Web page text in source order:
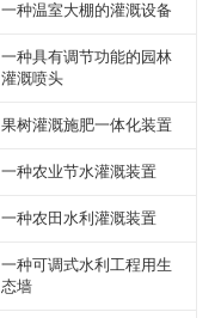
一种温室大棚的灌溉设备
一种具有调节功能的园林
灌溉喷头
果树灌溉施肥一体化装置
一种农业节水灌溉装置
一种农田水利灌溉装置
一种可调式水利工程用生
态墙